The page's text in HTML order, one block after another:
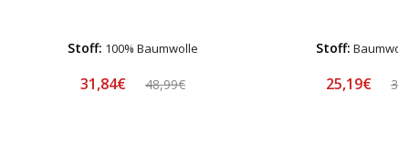
Stoff: 100% Baumwolle
31,84€ 48,99€
Stoff:
25,19€